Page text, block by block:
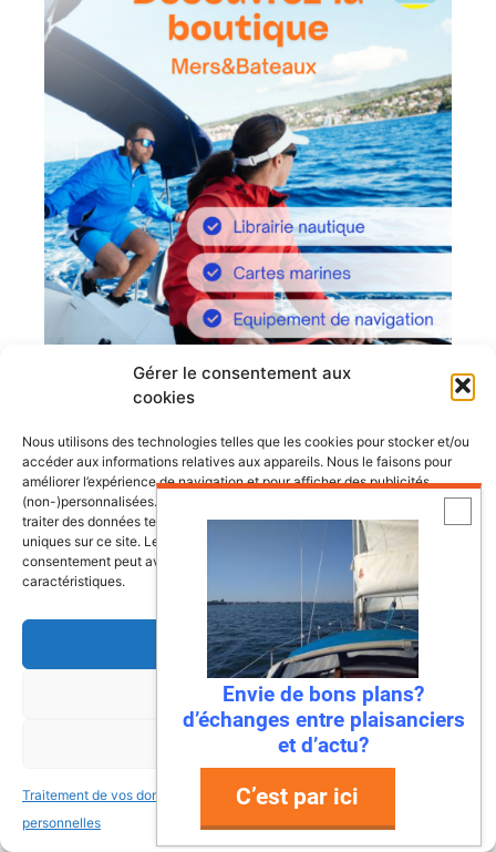
Gérer le consentement aux
cookies
Nous utilisons des technologies telles que les cookies pour stocker et/ou
accéder aux informations relatives aux appareils. Nous le faisons pour
améliorer l’expérience de navigation et pour afficher des publicités
(non-)personnalisées. Consentir à ces technologies nous autorisera à
traiter des données telles que le comportement de navigation ou les ID
uniques sur ce site. Le fait de ne pas consentir ou de retirer son
consentement peut avoir un effet négatif sur certaines fonctonnalités et
caractéristiques.
Accepter
Refuser
Voir les préférences
Traitement de vos données
personnelles
Traitement de vos données
personnelles
La chaine Youtube de Mers&Bateaux
Envie de bons plans?
d’échanges entre plaisanciers
et d’actu?
C’est par ici